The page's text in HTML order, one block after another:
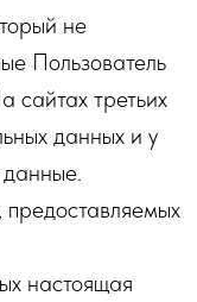
не
Пользователь
сайтах третьих
данных и у
настоящая